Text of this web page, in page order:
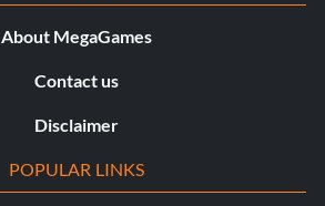
About MegaGames
Contact us
Disclaimer
POPULAR LINKS